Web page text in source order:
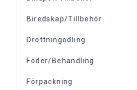
Biredskap/Tillbehör
Drottningodling
Foder/Behandling
Förpackning